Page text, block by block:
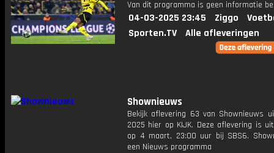
Van dit programma is geen informatie
04-03-2025 23:45 Ziggo
Sporten.TV
Alle afleveringen
Shownieuws
Bekijk aflevering 63 van Shownieuws
2025 hier op KIJK. Deze aflevering is
op 4 maart, 23:00 uur bij SBS6.
een Nieuws programma